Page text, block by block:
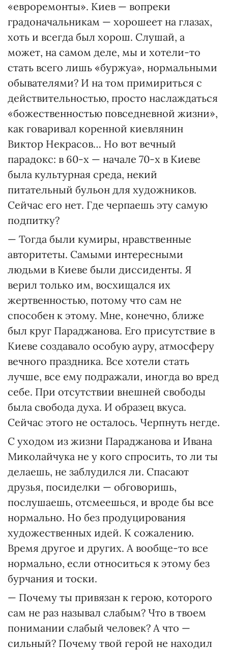
«евроремонты». Киев — вопреки
градоначальникам — хорошеет на глазах,
хоть и всегда был хорош. Слушай, а
может, на самом деле, мы и хотели-то
стать всего лишь «буржуа», нормальными
обывателями? И на том примириться с
действительностью, просто наслаждаться
«божественностью повседневной жизни»,
как говаривал коренной киевлянин
Виктор Некрасов… Но вот вечный
парадокс: в 60-х — начале 70-х в Киеве
была культурная среда, некий
питательный бульон для художников.
Сейчас его нет. Где черпаешь эту самую
подпитку?
— Тогда были кумиры, нравственные
авторитеты. Самыми интересными
людьми в Киеве были диссиденты. Я
верил только им, восхищался их
жертвенностью, потому что сам не
способен к этому. Мне, конечно, ближе
был круг Параджанова. Его присутствие в
Киеве создавало особую ауру, атмосферу
вечного праздника. Все хотели стать
лучше, все ему подражали, иногда во вред
себе. При отсутствии внешней свободы
была свобода духа. И образец вкуса.
Сейчас этого не осталось. Черпнуть негде.
С уходом из жизни Параджанова и Ивана
Миколайчука не у кого спросить, то ли ты
делаешь, не заблудился ли. Спасают
друзья, посиделки — обговоришь,
послушаешь, отсмеешься, и вроде бы все
нормально. Но без продуцирования
художественных идей. К сожалению.
Время другое и других. А вообще-то все
нормально, если относиться к этому без
бурчания и тоски.
— Почему ты привязан к герою, которого
сам не раз называл слабым? Что в твоем
понимании слабый человек? А что —
сильный? Почему твой герой не находил